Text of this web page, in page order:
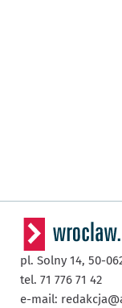
pl. Solny 14, 50-
tel. 71 776 71 42
e-mail: